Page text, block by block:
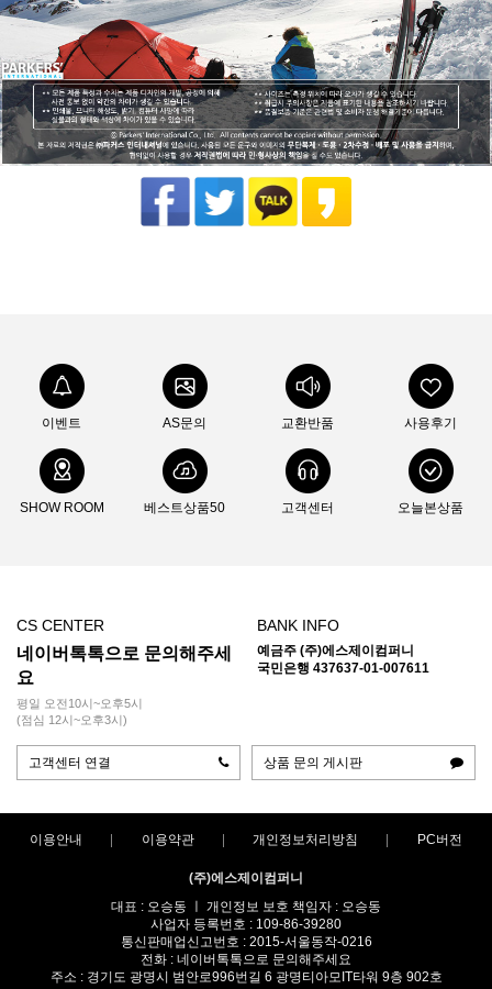
이벤트 AS문의 교환반품 사용후기
SHOW ROOM 베스트상품50 고객센터 오늘본상품
CS CENTER
네이버톡톡으로 문의해주세
요
평일 오전10시~오후5시
(점심 12시~오후3시)
BANK INFO
예금주 (주)에스제이컴퍼니
국민은행 437637-01-007611
고객센터 연결 상품 문의 게시판
이용안내 이용약관 개인정보처리방침 PC버전
(주)에스제이컴퍼니
대표 : 오승동 ㅣ 개인정보 보호 책임자 : 오승동
사업자 등록번호 : 109-86-39280
통신판매업신고번호 : 2015-서울동작-0216
전화 : 네이버톡톡으로 문의해주세요
주소 : 경기도 광명시 범안로996번길 6 광명티아모IT타워 9층 902호